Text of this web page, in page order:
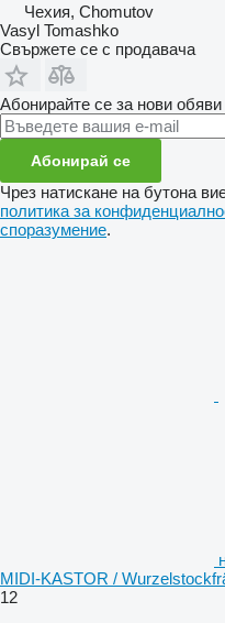
Чехия, Chomutov
Vasyl Tomashko
Свържете се с продавача
Абонирайте се за нови обяви
Абонирай се
Чрез натискане на бутона
политика за
споразумение.
MIDI-KASTOR /
12